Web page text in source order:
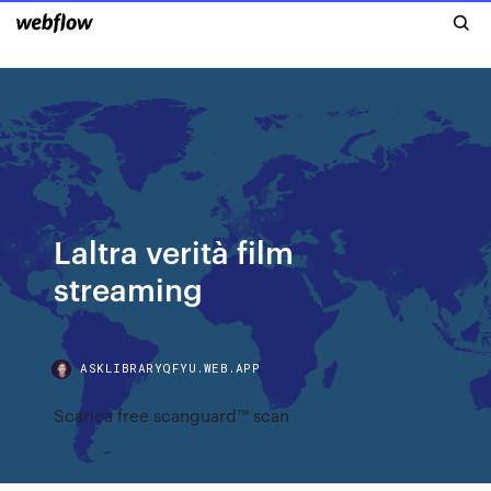
Laltra verità film
streaming
ASKLIBRARYQFYU.WEB.APP
Scarica free scanguard™ scan